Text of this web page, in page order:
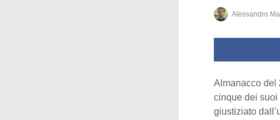
Alessandro
Almanacco del
cinque dei suoi
giustiziato